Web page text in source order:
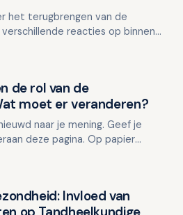
het terugbrengen van de
reacties op binnen
de rol van de
moet er veranderen?
naar je mening. Geef je
pagina. Op papier
Invloed van